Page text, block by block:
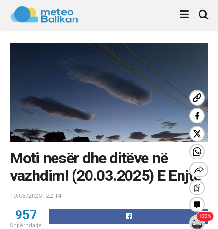
Moti nesër dhe ditëve në
vazhdim! (20.03.2025) E Enjte
19/03/2025 | 22:14
957
Shpërndarje